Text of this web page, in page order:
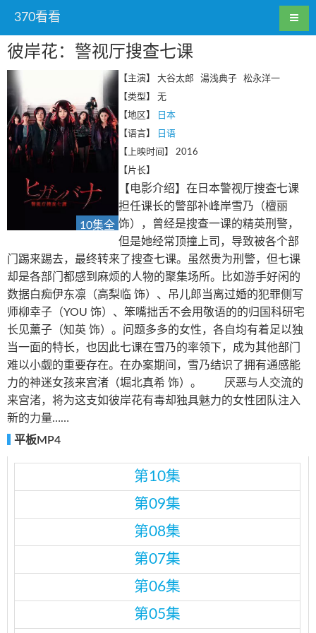
370看看
彼岸花：警视厅搜查七课
10集全
【主演】
大谷太郎 湯浅典子 松永洋一
【类型】
无
【地区】
日本
【语言】
日语
【上映时间】
2016
【片长】
【电影介绍】在日本警视厅搜查七课
担任课长的警部补峰岸雪乃（檀丽
饰），曾经是搜查一课的精英刑警，
但是她经常顶撞上司，导致被各个部
门踢来踢去，最终转来了搜查七课。虽然贵为刑警，但七课
却是各部门都感到麻烦的人物的聚集场所。比如游手好闲的
数据白痴伊东凛（高梨临 饰）、吊儿郎当离过婚的犯罪侧写
师柳幸子（YOU 饰）、笨嘴拙舌不会用敬语的的归国科研宅
长见薰子（知英 饰）。问题多多的女性，各自均有着足以独
当一面的特长，也因此七课在雪乃的率领下，成为其他部门
难以小觑的重要存在。在办案期间，雪乃结识了拥有通感能
力的神迷女孩来宫渚（堀北真希 饰）。 厌恶与人交流的
来宫渚，将为这支如彼岸花有毒却独具魅力的女性团队注入
新的力量……
平板MP4
第10集
第09集
第08集
第07集
第06集
第05集